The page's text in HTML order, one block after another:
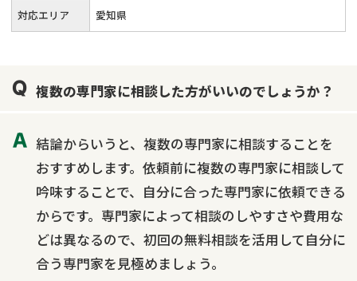
対応エリア 愛知県
複数の専門家に相談した方がいいのでしょうか？
結論からいうと、複数の専門家に相談することを
おすすめします。依頼前に複数の専門家に相談して
吟味することで、自分に合った専門家に依頼できる
からです。専門家によって相談のしやすさや費用な
どは異なるので、初回の無料相談を活用して自分に
合う専門家を見極めましょう。